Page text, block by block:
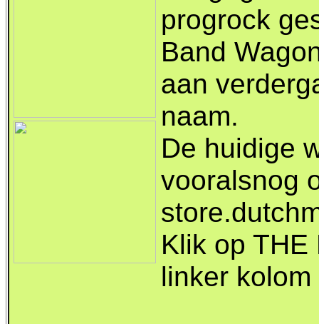
progrock
Band
aan
naam.
De huidige
vooralsnog
Klik op THE
linker